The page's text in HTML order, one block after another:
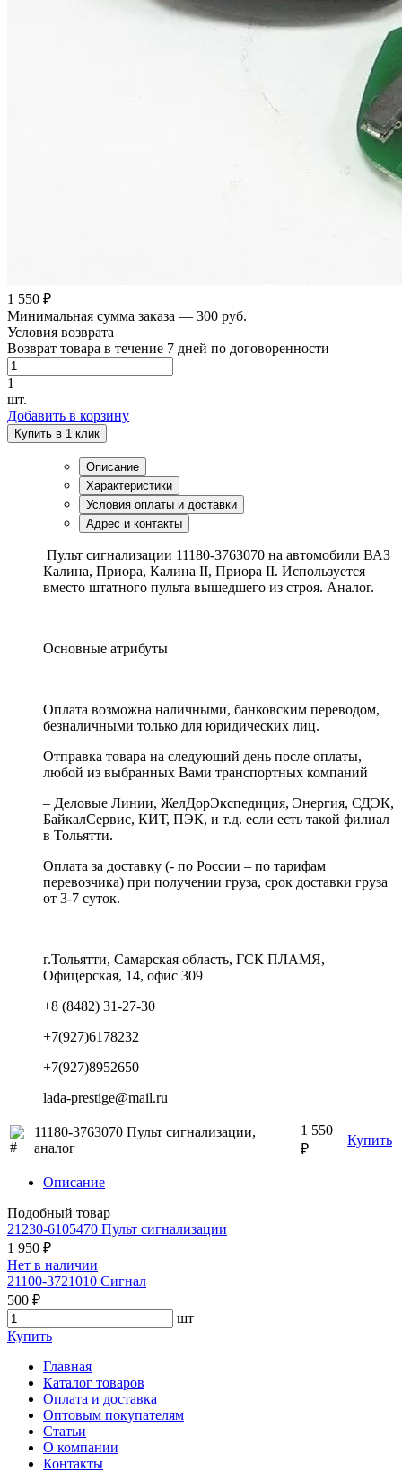
1 550 ₽
Минимальная сумма заказа — 300 руб.
Условия возврата
Возврат товара в течение 7 дней по договоренности
1
шт.
Добавить в корзину
Купить в 1 клик
Описание
Характеристики
Условия оплаты и доставки
Адрес и контакты
Пульт сигнализации 11180-3763070 на автомобили ВАЗ
Калина, Приора, Калина II, Приора II. Используется
вместо штатного пульта вышедшего из строя. Аналог.
Основные атрибуты
Оплата возможна наличными, банковским переводом,
безналичными только для юридических лиц.
Отправка товара на следующий день после оплаты,
любой из выбранных Вами транспортных компаний
– Деловые Линии, ЖелДорЭкспедиция, Энергия, СДЭК,
БайкалСервис, КИТ, ПЭК, и т.д. если есть такой филиал
в Тольятти.
Оплата за доставку (- по России – по тарифам
перевозчика) при получении груза, срок доставки груза
от 3-7 суток.
г.Тольятти, Самарская область, ГСК ПЛАМЯ,
Офицерская, 14, офис 309
+8 (8482) 31-27-30
+7(927)6178232
+7(927)8952650
lada-prestige@mail.ru
11180-3763070 Пульт сигнализации,
аналог
1 550
₽
Купить
Описание
Подобный товар
21230-6105470 Пульт сигнализации
1 950 ₽
Нет в наличии
21100-3721010 Сигнал
500 ₽
шт
Купить
Главная
Каталог товаров
Оплата и доставка
Оптовым покупателям
Статьи
О компании
Контакты